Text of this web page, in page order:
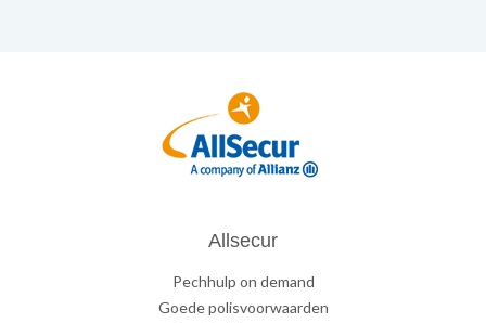
Allsecur
Pechhulp on demand
Goede polisvoorwaarden